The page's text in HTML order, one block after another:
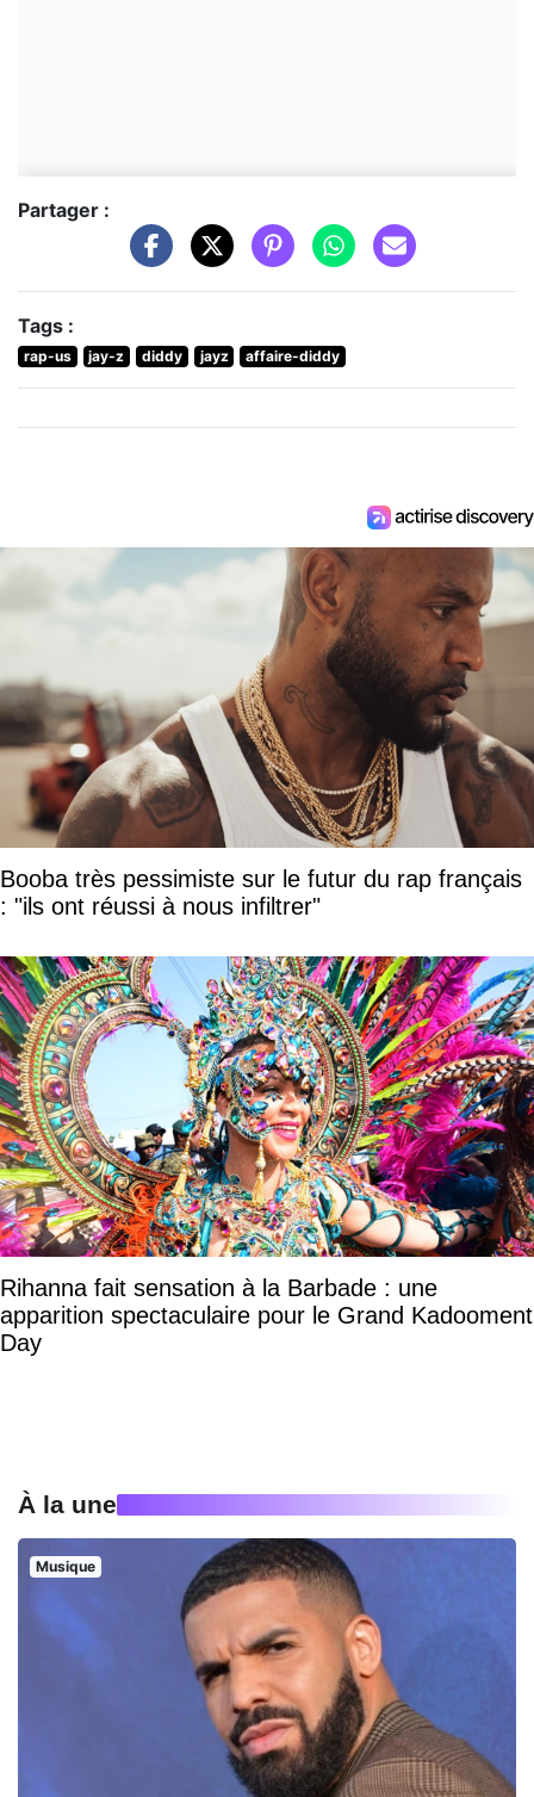
Partager :
Tags :
rap-us jay-z diddy jayz affaire-diddy
Booba très pessimiste sur le futur du rap français
: "ils ont réussi à nous infiltrer"
Rihanna fait sensation à la Barbade : une
apparition spectaculaire pour le Grand Kadooment
Day
À la une
Musique